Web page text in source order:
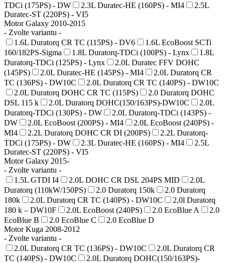
TDCi (175PS) - DW
2.3L Duratec-HE (160PS) - MI4
2.5L
Duratec-ST (220PS) - VI5
Motor Galaxy 2010-2015
- Zvolte variantu -
1.6L Duratorq CR TC (115PS) - DV6
1.6L EcoBoost SCTi
160/182PS-Sigma
1.8L Duratorq-TDCi (100PS) - Lynx
1.8L
Duratorq-TDCi (125PS) - Lynx
2.0L Duratec FFV DOHC
(145PS)
2.0L Duratec-HE (145PS) - MI4
2.0L Duratorq CR
TC (136PS) - DW10C
2.0L Duratorq CR TC (140PS) - DW10C
2.0L Duratorq DOHC CR TC (115PS)
2.0 Duratorq DOHC
DSL 115 k
2.0L Duratorq DOHC(150/163PS)-DW10C
2.0L
Duratorq-TDCi (130PS) - DW
2.0L Duratorq-TDCi (143PS) -
DW
2.0L EcoBoost (200PS) - MI4
2.0L EcoBoost (240PS) -
MI4
2.2L Duratorq DOHC CR DI (200PS)
2.2L Duratorq-
TDCi (175PS) - DW
2.3L Duratec-HE (160PS) - MI4
2.5L
Duratec-ST (220PS) - VI5
Motor Galaxy 2015-
- Zvolte variantu -
1.5L GTDI I4
2.0L DOHC CR DSL 204PS MID
2.0L
Duratorq (110kW/150PS)
2.0 Duratorq 150k
2.0 Duratorq
180k
2.0L Duratorq CR TC (140PS) - DW10C
2,0l Duratorq
180 k – DW10F
2.0L EcoBoost (240PS) 2.0 EcoBlue A
2.0
EcoBlue B
2.0 EcoBlue C
2.0 EcoBlue D
Motor Kuga 2008-2012
- Zvolte variantu -
2.0L Duratorq CR TC (136PS) - DW10C
2.0L Duratorq CR
TC (140PS) - DW10C
2.0L Duratorq DOHC(150/163PS)-